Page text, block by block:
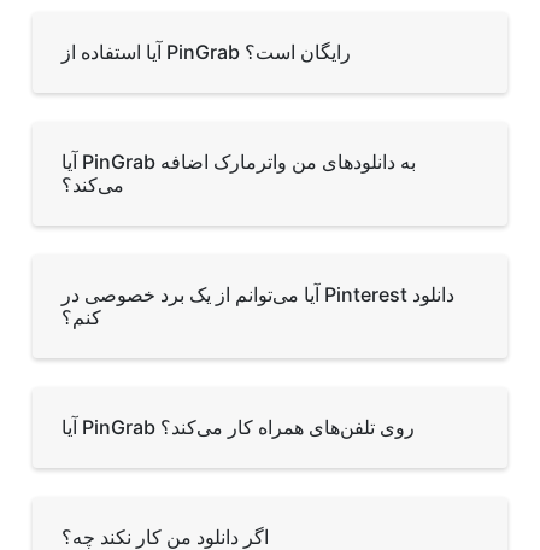
آیا استفاده از PinGrab رایگان است؟
آیا PinGrab به دانلودهای من واترمارک اضافه
می‌کند؟
آیا می‌توانم از یک برد خصوصی در Pinterest دانلود
کنم؟
آیا PinGrab روی تلفن‌های همراه کار می‌کند؟
اگر دانلود من کار نکند چه؟